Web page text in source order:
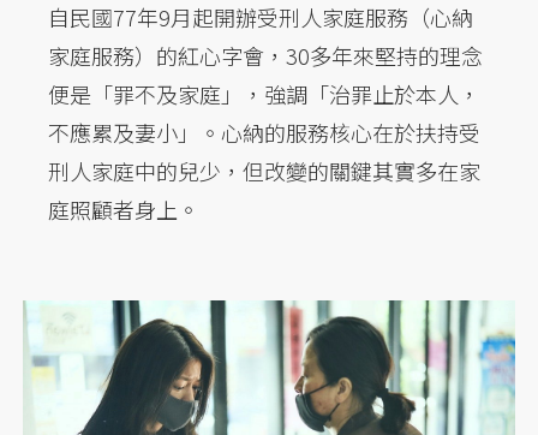
自民國77年9月起開辦受刑人家庭服務（心納
家庭服務）的紅心字會，30多年來堅持的理念
便是「罪不及家庭」，強調「治罪止於本人，
不應累及妻小」。心納的服務核心在於扶持受
刑人家庭中的兒少，但改變的關鍵其實多在家
庭照顧者身上。